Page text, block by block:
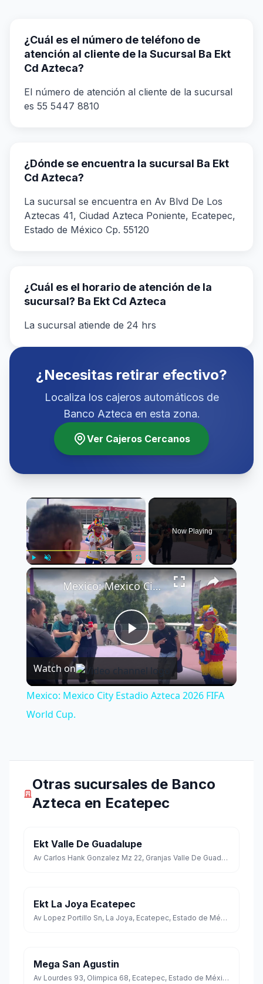
¿Cuál es el número de teléfono de
atención al cliente de la Sucursal Ba Ekt
Cd Azteca?
El número de atención al cliente de la sucursal
es 55 5447 8810
¿Dónde se encuentra la sucursal Ba Ekt
Cd Azteca?
La sucursal se encuentra en Av Blvd De Los
Aztecas 41, Ciudad Azteca Poniente, Ecatepec,
Estado de México Cp. 55120
¿Cuál es el horario de atención de la
sucursal? Ba Ekt Cd Azteca
La sucursal atiende de 24 hrs
¿Necesitas retirar efectivo?
Localiza los cajeros automáticos de
Banco Azteca en esta zona.
Ver Cajeros Cercanos
×
Play Unmute Fullscreen
Now Playing
×
Play
Video
Mexico: Mexico City Estadio Azteca 2026 FIFA World Cup.
Watch on
Mexico: Mexico City Estadio Azteca 2026 FIFA
World Cup.
Otras sucursales de Banco
Azteca en Ecatepec
Ekt Valle De Guadalupe
Av Carlos Hank Gonzalez Mz 22, Granjas Valle De Guadalupe, Ecatepec, Estado de México
Ekt La Joya Ecatepec
Av Lopez Portillo Sn, La Joya, Ecatepec, Estado de México
Mega San Agustin
Av Lourdes 93, Olimpica 68, Ecatepec, Estado de México